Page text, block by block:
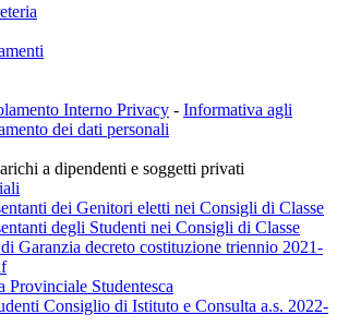
Interno Privacy - Informativa agli
dei dati personali
a dipendenti e soggetti privati
dei Genitori eletti nei Consigli di Classe
degli Studenti nei Consigli di Classe
Garanzia decreto costituzione triennio 2021-
Provinciale Studentesca
Consiglio di Istituto e Consulta a.s. 2022-